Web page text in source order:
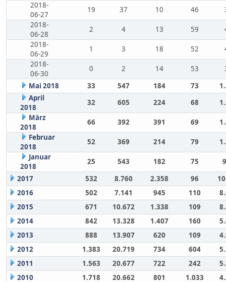
2018-
06-27
19 37 10 46
2018-
06-28
2 4 13 59
2018-
06-29
1 3 18 52
2018-
06-30
0 2 14 53
Mai 2018
33 547 184 73
April
2018
32 605 224 68
März
2018
66 392 391 69
Februar
2018
52 369 214 79
Januar
2018
25 543 182 75
2017
532 8.760 2.358 96
2016
502 7.141 945 110
2015
671 10.672 1.338 109
2014
842 13.328 1.407 160
2013
888 13.907 620 109
2012
1.383 20.719 734 604
2011
1.563 20.677 722 242
2010
1.718 20.662 801 1.033